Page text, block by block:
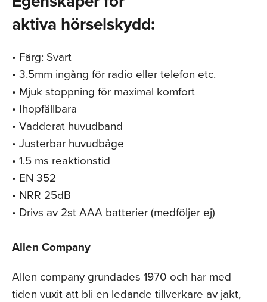
aktiva hörselskydd:
• Färg: Svart
• 3.5mm ingång för radio eller telefon etc.
• Mjuk stoppning för maximal komfort
• Ihopfällbara
• Vadderat huvudband
• Justerbar huvudbåge
• 1.5 ms reaktionstid
• EN 352
• NRR 25dB
• Drivs av 2st AAA batterier (medföljer ej)
Allen Company
Allen company grundades 1970 och har med
tiden vuxit att bli en ledande tillverkare av jakt,